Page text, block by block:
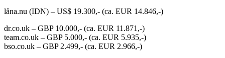
låna.nu (IDN) – US$ 19.300,- (ca. EUR 14.846,-)
dr.co.uk – GBP 10.000,- (ca. EUR 11.871,-)
team.co.uk – GBP 5.000,- (ca. EUR 5.935,-)
bso.co.uk – GBP 2.499,- (ca. EUR 2.966,-)